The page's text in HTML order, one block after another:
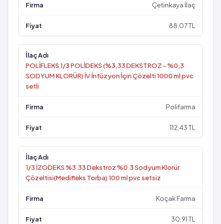
Çetinkaya İlaç
88,07 TL
POLİFLEKS 1/3 POLİDEKS (%3,33 DEKSTROZ - %0,3
SODYUM KLORÜR) İV İnfüzyon İçin Çözelti 1000 ml pvc
setli
Polifarma
112,43 TL
1/3 İZODEKS %3.33 Dekstroz %0.3 Sodyum Klorür
Çözeltisi(Medifleks Torba) 100 ml pvc setsiz
Koçak Farma
30,91 TL